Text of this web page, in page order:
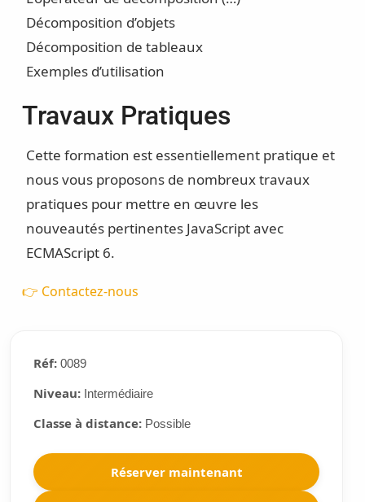
Décomposition d’objets
Décomposition de tableaux
Exemples d’utilisation
Travaux Pratiques
Cette formation est essentiellement pratique et
nous vous proposons de nombreux travaux
pratiques pour mettre en œuvre les
nouveautés pertinentes JavaScript avec
ECMAScript 6.
👉 Contactez-nous
Réf:0089
Niveau:Intermédiaire
Classe à distance:Possible
Réserver maintenant